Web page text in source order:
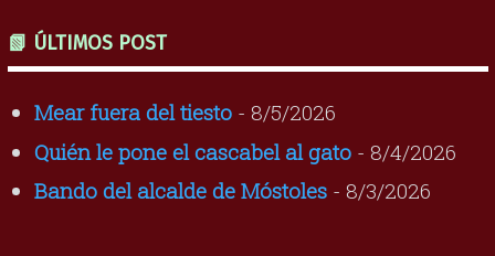
📗 ÚLTIMOS POST
Mear fuera del tiesto- 8/5/2026
Quién le pone el cascabel al gato- 8/4/2026
Bando del alcalde de Móstoles- 8/3/2026